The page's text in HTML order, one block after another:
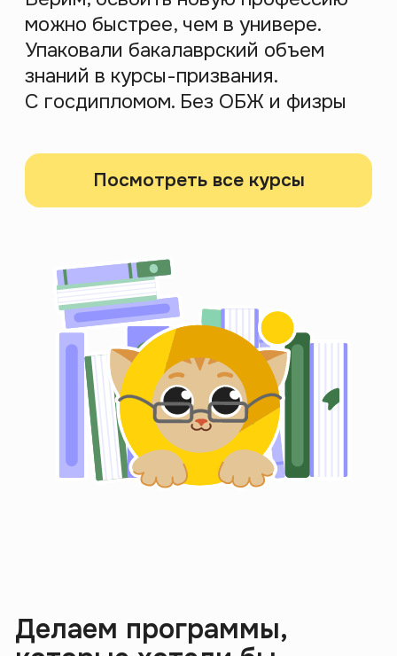
смысла в привычных вещах
Спикер
Никита Образцов
Зарегистрироваться
Психология 10 августа 2026 19:00МСК
Карьера психолога в 2026:
тренды развития в эпоху
тенденции будущего и с чего начать путь в
психологию
Спикер
Марина Логинова
Зарегистрироваться
Интроверта